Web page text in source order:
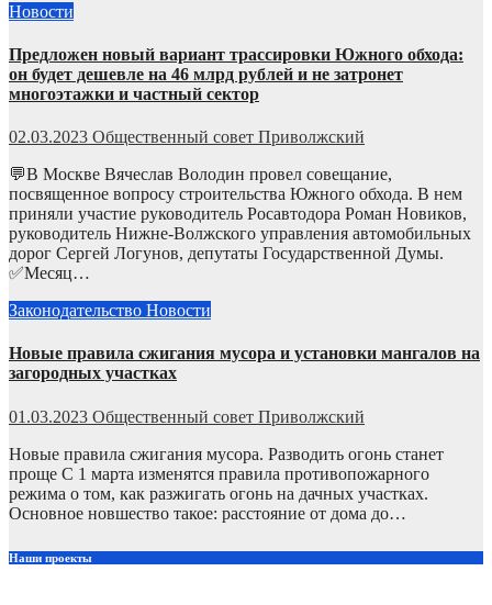
Новости
Предложен новый вариант трассировки Южного обхода:
он будет дешевле на 46 млрд рублей и не затронет
многоэтажки и частный сектор
02.03.2023 Общественный совет Приволжский
💬В Москве Вячеслав Володин провел совещание,
посвященное вопросу строительства Южного обхода. В нем
приняли участие руководитель Росавтодора Роман Новиков,
руководитель Нижне-Волжского управления автомобильных
дорог Сергей Логунов, депутаты Государственной Думы.
✅Месяц…
Законодательство Новости
Новые правила сжигания мусора и установки мангалов на
загородных участках
01.03.2023 Общественный совет Приволжский
Новые правила сжигания мусора. Разводить огонь станет
проще С 1 марта изменятся правила противопожарного
режима о том, как разжигать огонь на дачных участках.
Основное новшество такое: расстояние от дома до…
Наши проекты